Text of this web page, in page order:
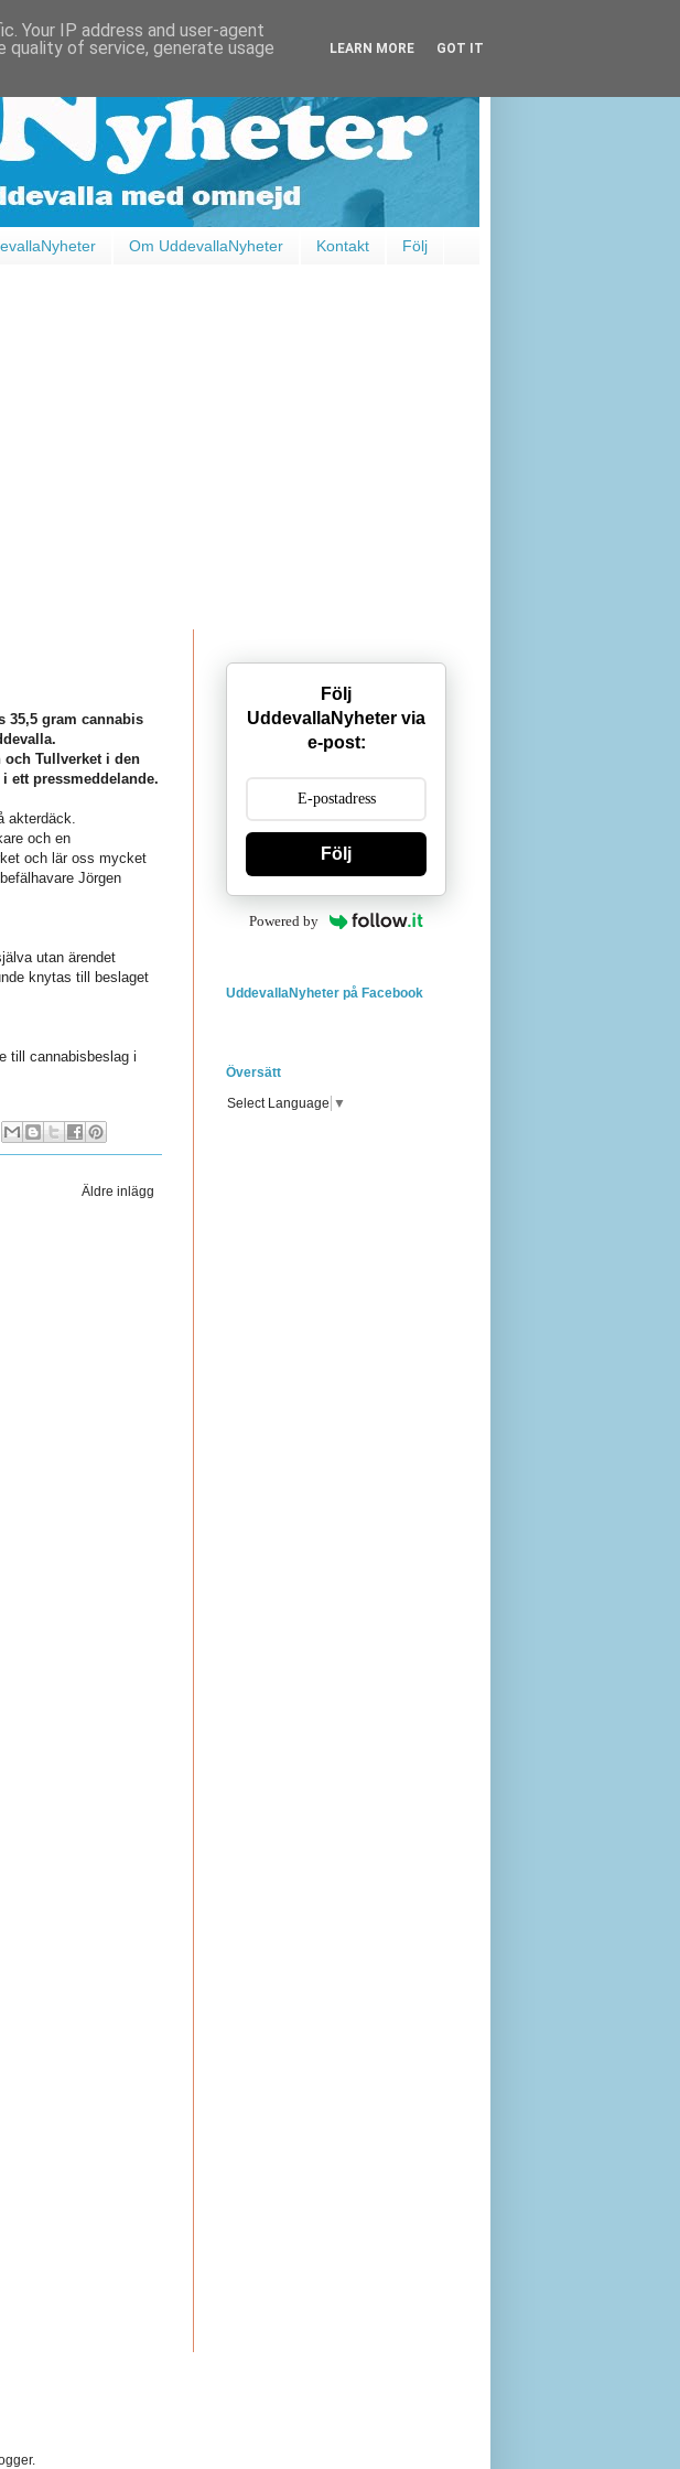
Om UddevallaNyheter Kontakt Följ
35,5 gram cannabis
och Tullverket i den
ett pressmeddelande.
akterdäck.
och en
och lär oss mycket
Jörgen
utan ärendet
knytas till beslaget
till cannabisbeslag i
Äldre inlägg
Följ
UddevallaNyheter via
e-post:
Följ
Powered by
UddevallaNyheter på Facebook
Översätt
Select Language ▼
.
Your IP address and user-agent
quality of service, generate usage
LEARN MORE GOT IT